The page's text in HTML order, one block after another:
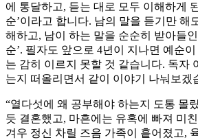
에 통달하고, 듣는 대로 모두 이해하게
순’이라고 합니다. 남의 말을 듣기만 해
해하고, 남이 하는 말을 순순히 받아들인
순’. 필자도 앞으로 4년이 지나면 예순이
는 감히 이르지 못할 것 같습니다. 독자
는지 떠올리면서 같이 이야기 나눠보겠
“열다섯에 왜 공부해야 하는지 도통 몰
듯 결혼했고, 마흔에는 유혹에 빠져 미
겨우 정신 차릴 즈음 가족이 흩어졌고,